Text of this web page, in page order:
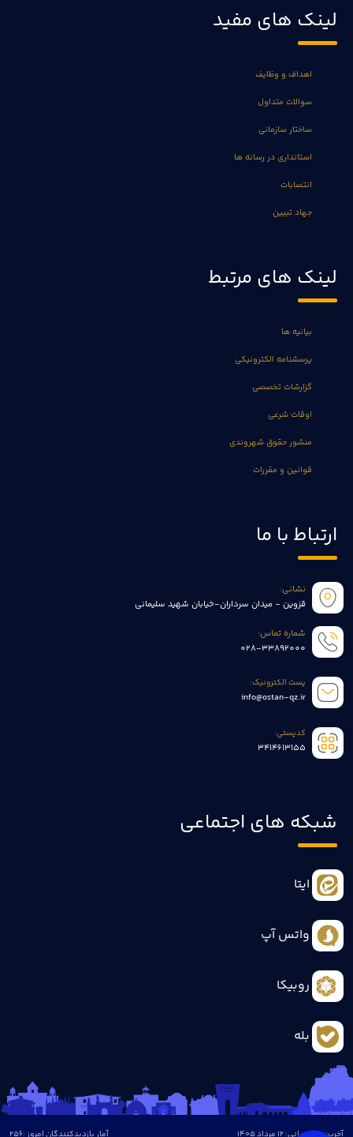
لینک های مفید
اهداف و وظایف
سوالات متداول
ساختار سازمانی
استانداری در رسانه ها
انتصابات
جهاد تبیین
لینک های مرتبط
بیانیه ها
پرسشنامه الکترونیکی
گزارشات تخصصی
اوقات شرعی
منشور حقوق شهروندی
قوانین و مقررات
ارتباط با ما
نشانی:
قزوین - میدان سرداران-خیابان شهید سلیمانی
شماره تماس:
028-33892000
پست الکترونیک:
info@ostan-qz.ir
کدپستی:
3414613155
شبکه های اجتماعی
ایتا
واتس آپ
روبیکا
بله